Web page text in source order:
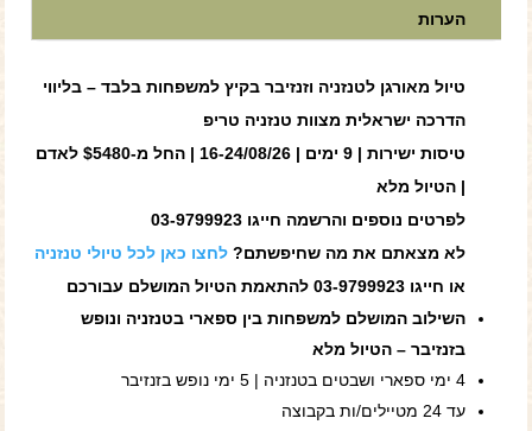
הערות
טיול מאורגן לטנזניה וזנזיבר בקיץ למשפחות בלבד – בליווי
הדרכה ישראלית מצוות טנזניה טריפ
טיסות ישירות | 9 ימים | 16-24/08/26 | החל מ-$5480 לאדם
| הטיול מלא
לפרטים נוספים והרשמה חייגו 03-9799923
לא מצאתם את מה שחיפשתם?לחצו כאן לכל טיולי טנזניה
או חייגו 03-9799923 להתאמת הטיול המושלם עבורכם
השילוב המושלם למשפחות בין ספארי בטנזניה ונופש
בזנזיבר – הטיול מלא
4 ימי ספארי ושבטים בטנזניה | 5 ימי נופש בזנזיבר
עד 24 מטיילים/ות בקבוצה